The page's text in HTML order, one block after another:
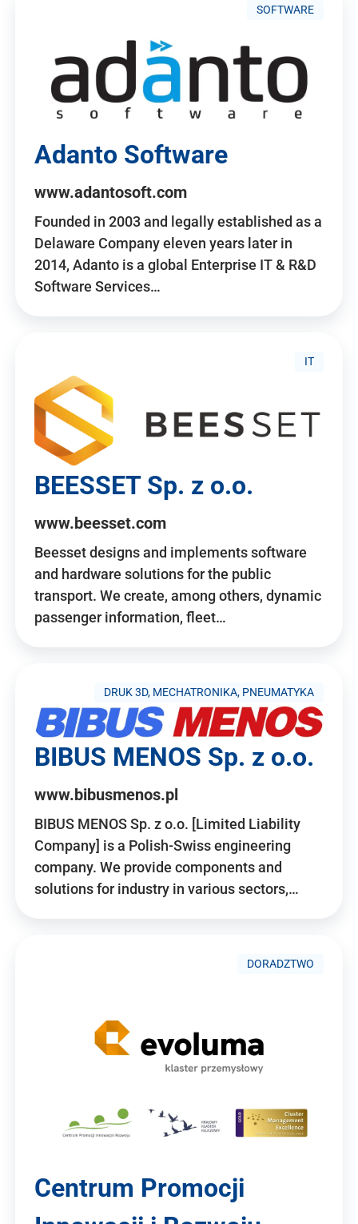
SOFTWARE
Adanto Software
www.adantosoft.com
Founded in 2003 and legally established as a
Delaware Company eleven years later in
2014, Adanto is a global Enterprise IT & R&D
Software Services…
IT
BEESSET Sp. z o.o.
www.beesset.com
Beesset designs and implements software
and hardware solutions for the public
transport. We create, among others, dynamic
passenger information, fleet…
DRUK 3D, MECHATRONIKA, PNEUMATYKA
BIBUS MENOS Sp. z o.o.
www.bibusmenos.pl
BIBUS MENOS Sp. z o.o. [Limited Liability
Company] is a Polish-Swiss engineering
company. We provide components and
solutions for industry in various sectors,…
DORADZTWO
Centrum Promocji